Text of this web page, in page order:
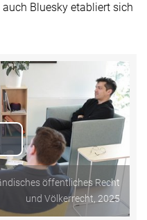
Bluesky etabliert sich
öffentliches Recht
und Völkerrecht, 2025